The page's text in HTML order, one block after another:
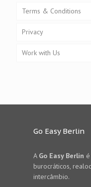
Terms & Conditions
Privacy
Work with Us
Go Easy Berlin
A Go Easy Berlin
burocráticos,
intercâmbio.